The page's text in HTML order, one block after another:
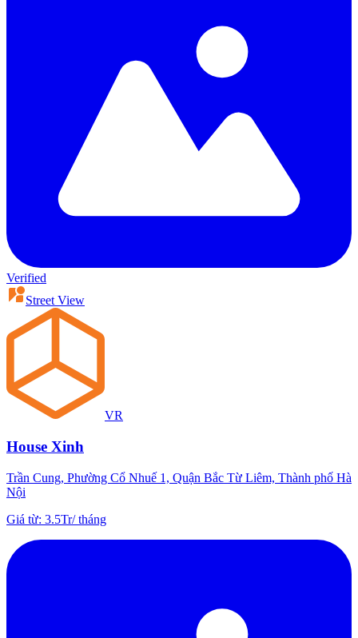
Verified
Street View
VR
House Xinh
Trần Cung, Phường Cổ Nhuế 1, Quận Bắc Từ Liêm, Thành phố Hà
Nội
Giá từ: 3.5Tr/tháng